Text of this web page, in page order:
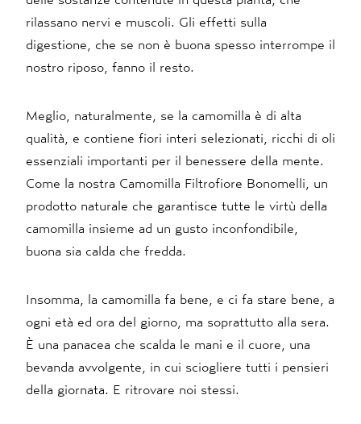
rilassano nervi e muscoli. Gli effetti sulla
digestione, che se non è buona spesso interrompe il
nostro riposo, fanno il resto.
Meglio, naturalmente, se la camomilla è di alta
qualità, e contiene fiori interi selezionati, ricchi di oli
essenziali importanti per il benessere della mente.
Come la nostra Camomilla Filtrofiore Bonomelli, un
prodotto naturale che garantisce tutte le virtù della
camomilla insieme ad un gusto inconfondibile,
buona sia calda che fredda.
Insomma, la camomilla fa bene, e ci fa stare bene, a
ogni età ed ora del giorno, ma soprattutto alla sera.
È una panacea che scalda le mani e il cuore, una
bevanda avvolgente, in cui sciogliere tutti i pensieri
della giornata. E ritrovare noi stessi.